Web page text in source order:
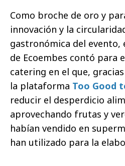
Como broche de oro y
innovación y la
gastronómica del evento,
de Ecoembes contó para
catering en el que,
la plataforma Too Good
reducir el desperdicio
aprovechando frutas y
habían vendido en
han utilizado para la